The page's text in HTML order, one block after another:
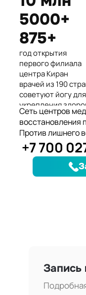
Азиатского
йогасана
5000+
875+
год открытия
первого филиала
центра Киран
врачей из 190
советуют йогу для
укрепления
клиентов
здоровье и
качество жизни
заболеваний, при
которых йога
дополняет
Сеть центров
восстановления
Против лишнего
+7 700
Запись